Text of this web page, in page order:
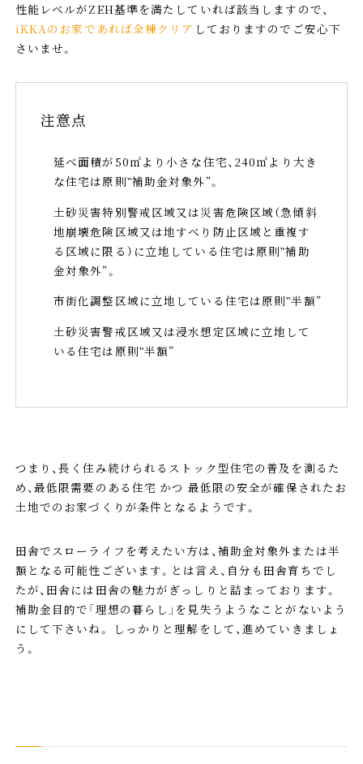
性能レベルがZEH基準を満たしていれば該当しますので、
iKKAのお家であれば全棟クリア しておりますのでご安心下
さいませ。
注意点
延べ面積が50㎡より小さな住宅、240㎡より大き
な住宅は原則‶補助金対象外”。
土砂災害特別警戒区域又は災害危険区域（急傾斜
地崩壊危険区域又は地すべり防止区域と重複す
る区域に限る）に立地している住宅は原則‶補助
金対象外”。
市街化調整区域に立地している住宅は原則‶半額”
土砂災害警戒区域又は浸水想定区域に立地して
いる住宅は原則‶半額”
つまり、長く住み続けられるストック型住宅の普及を測るた
め、最低限需要のある住宅 かつ 最低限の安全が確保されたお
土地でのお家づくりが条件となるようです。
田舎でスローライフを考えたい方は、補助金対象外または半
額となる可能性ございます。とは言え、自分も田舎育ちでし
たが、田舎には田舎の魅力がぎっしりと詰まっております。
補助金目的で「理想の暮らし」を見失うようなことがないよう
にして下さいね。 しっかりと理解をして、進めていきましょ
う。